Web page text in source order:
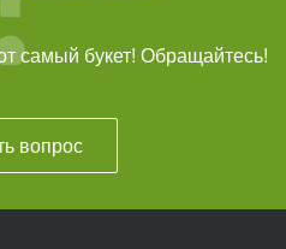
самый букет! Обращайтесь!
вопрос